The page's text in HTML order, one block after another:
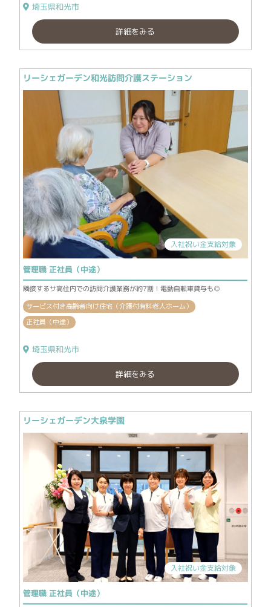
埼玉県和光市
詳細をみる
リーシェガーデン和光訪問介護ステーション
入社祝い金支給対象
管理職 正社員（中途）
隣接するサ高住内での訪問介護業務が約7割！電動自転車貸与も◎
サービス付き高齢者向け住宅（介護付有料老人ホーム）
正社員（中途）
埼玉県和光市
詳細をみる
リーシェガーデン大泉学園
入社祝い金支給対象
管理職 正社員（中途）